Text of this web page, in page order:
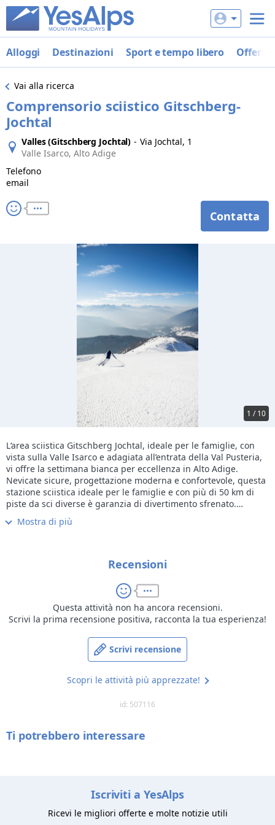
Alloggi Destinazioni Sport e tempo libero Offerte
Vai alla ricerca
Comprensorio sciistico Gitschberg-
Jochtal
Valles (Gitschberg Jochtal) - Via Jochtal, 1
Valle Isarco, Alto Adige
Telefono
email
Contatta
1 / 10
L‘area sciistica Gitschberg Jochtal, ideale per le famiglie, con
vista sulla Valle Isarco e adagiata all’entrata della Val Pusteria,
vi offre la settimana bianca per eccellenza in Alto Adige.
Nevicate sicure, progettazione moderna e confortevole, questa
stazione sciistica ideale per le famiglie e con più di 50 km di
piste da sci diverse è garanzia di divertimento sfrenato.
Snowpark, aree attrezzate per bambini e numerose baite
tradizionali completano l’offerta.
in Alto Adige per scoprire svariate attività per il tempo libero:
nell’innevato villaggio alpino della Malga Fane, parapendio sul
monte Cuzzo, ciaspolate immersi nel mondo alpino pieno di
neve, sci di fondo sulle piste preparate al meglio dell’Alpe di
Rodengo oltre che a Valles e Maranza, pattinaggio su ghiaccio,
cavalli rendono l’offerta estremamente variegata.
Mostra di più
Recensioni
Questa attività non ha ancora recensioni.
Scrivi la prima recensione positiva, racconta la tua esperienza!
Scrivi recensione
Scopri le attività più apprezzate!
id: 507116
Ti potrebbero interessare
Iscriviti a YesAlps
Ricevi le migliori offerte e molte notizie utili